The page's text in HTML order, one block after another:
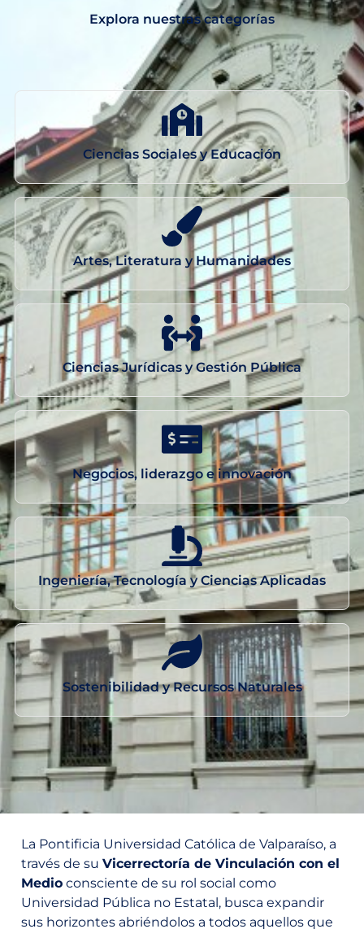
Redes y Alianzas
Contáctanos
Explora nuestras categorías
Ciencias Sociales y Educación
Artes, Literatura y Humanidades
Ciencias Jurídicas y Gestión Pública
Negocios, liderazgo e innovación
Ingeniería, Tecnología y Ciencias Aplicadas
Sostenibilidad y Recursos Naturales
La Pontificia Universidad Católica de Valparaíso, a
través de su Vicerrectoría de Vinculación con el
Medio consciente de su rol social como
Universidad Pública no Estatal, busca expandir
sus horizontes abriéndolos a todos aquellos que